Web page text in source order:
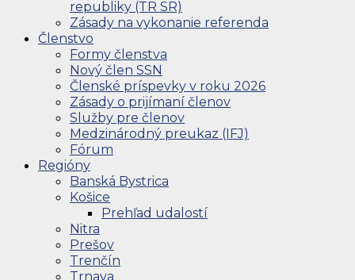
republiky (TR SR)
Zásady na vykonanie referenda
Členstvo
Formy členstva
Nový člen SSN
Členské príspevky v roku 2026
Zásady o prijímaní členov
Služby pre členov
Medzinárodný preukaz (IFJ)
Fórum
Regióny
Banská Bystrica
Košice
Prehľad udalostí
Nitra
Prešov
Trenčín
Trnava